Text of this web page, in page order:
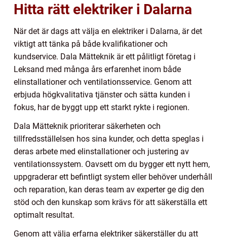
Hitta rätt elektriker i Dalarna
När det är dags att välja en elektriker i Dalarna, är det
viktigt att tänka på både kvalifikationer och
kundservice. Dala Mätteknik är ett pålitligt företag i
Leksand med många års erfarenhet inom både
elinstallationer och ventilationsservice. Genom att
erbjuda högkvalitativa tjänster och sätta kunden i
fokus, har de byggt upp ett starkt rykte i regionen.
Dala Mätteknik prioriterar säkerheten och
tillfredsställelsen hos sina kunder, och detta speglas i
deras arbete med elinstallationer och justering av
ventilationssystem. Oavsett om du bygger ett nytt hem,
uppgraderar ett befintligt system eller behöver underhåll
och reparation, kan deras team av experter ge dig den
stöd och den kunskap som krävs för att säkerställa ett
optimalt resultat.
Genom att välja erfarna elektriker säkerställer du att